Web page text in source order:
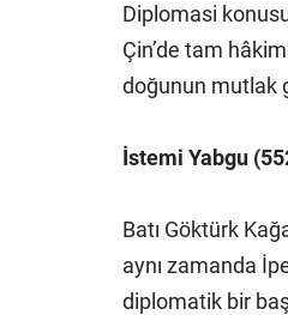
Diplomasi
Çin’de tam
doğunun mutlak
İstemi Yabgu
Batı Göktürk
aynı zamanda
diplomatik bir